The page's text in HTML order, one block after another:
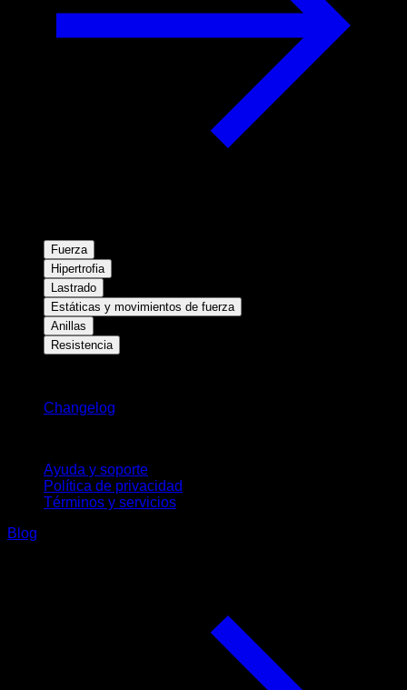
Fuerza
Hipertrofia
Lastrado
Estáticas y movimientos de fuerza
Anillas
Resistencia
Changelog
Ayuda y soporte
Política de privacidad
Términos y servicios
Blog